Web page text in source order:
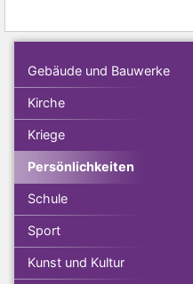
Gebäude und Bauwerke
Kirche
Kriege
Persönlichkeiten
Schule
Sport
Kunst und Kultur